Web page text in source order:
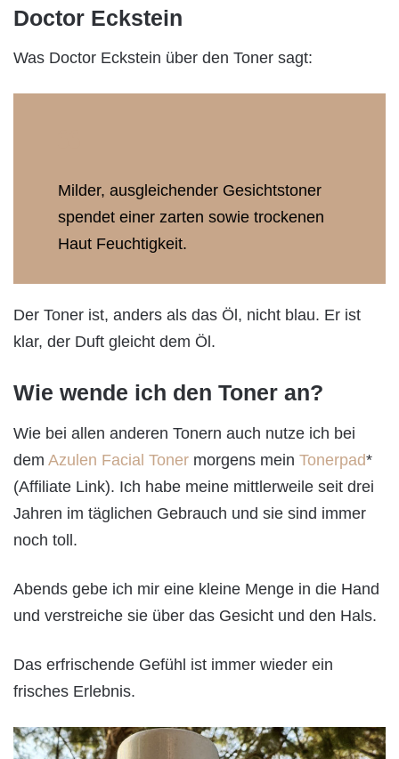
Doctor Eckstein
Was Doctor Eckstein über den Toner sagt:
Milder, ausgleichender Gesichtstoner
spendet einer zarten sowie trockenen
Haut Feuchtigkeit.
Der Toner ist, anders als das Öl, nicht blau. Er ist
klar, der Duft gleicht dem Öl.
Wie wende ich den Toner an?
Wie bei allen anderen Tonern auch nutze ich bei
dem Azulen Facial Toner morgens mein Tonerpad*
(Affiliate Link). Ich habe meine mittlerweile seit drei
Jahren im täglichen Gebrauch und sie sind immer
noch toll.
Abends gebe ich mir eine kleine Menge in die Hand
und verstreiche sie über das Gesicht und den Hals.
Das erfrischende Gefühl ist immer wieder ein
frisches Erlebnis.